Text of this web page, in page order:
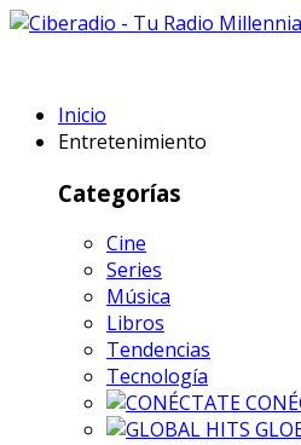
Inicio
Entretenimiento
Categorías
Cine
Series
Música
Libros
Tendencias
Tecnología